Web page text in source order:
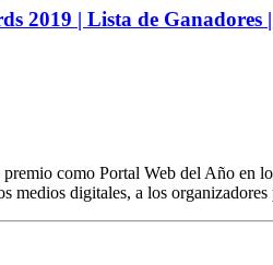
2019 | Lista de Ganadores
como Portal Web del Año
medios digitales, a los